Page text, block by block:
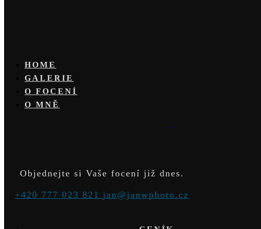
HOME
GALERIE
O FOCENÍ
O MNĚ
Objednejte si Vaše focení již dnes.
+420 777 023 821 jan@janwphoto.cz